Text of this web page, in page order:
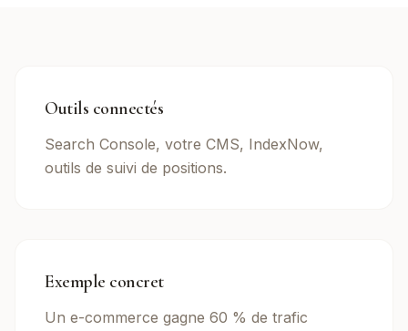
Outils connectés
Search Console, votre CMS, IndexNow,
outils de suivi de positions.
Exemple concret
Un e-commerce gagne 60 % de trafic